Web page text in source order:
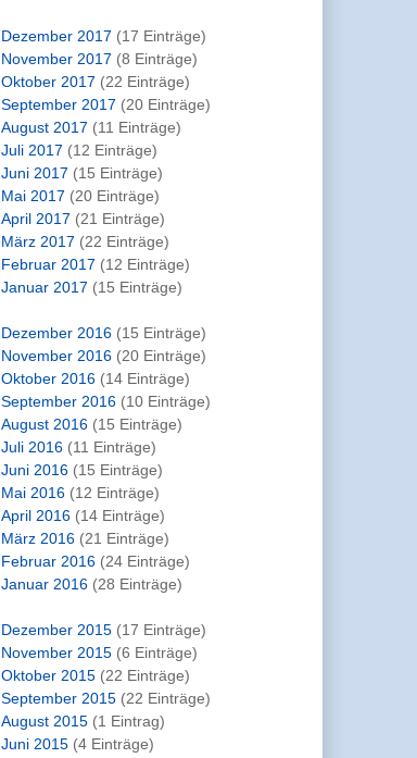
Dezember 2017 (17 Einträge)
November 2017 (8 Einträge)
Oktober 2017 (22 Einträge)
September 2017 (20 Einträge)
August 2017 (11 Einträge)
Juli 2017 (12 Einträge)
Juni 2017 (15 Einträge)
Mai 2017 (20 Einträge)
April 2017 (21 Einträge)
März 2017 (22 Einträge)
Februar 2017 (12 Einträge)
Januar 2017 (15 Einträge)
Dezember 2016 (15 Einträge)
November 2016 (20 Einträge)
Oktober 2016 (14 Einträge)
September 2016 (10 Einträge)
August 2016 (15 Einträge)
Juli 2016 (11 Einträge)
Juni 2016 (15 Einträge)
Mai 2016 (12 Einträge)
April 2016 (14 Einträge)
März 2016 (21 Einträge)
Februar 2016 (24 Einträge)
Januar 2016 (28 Einträge)
Dezember 2015 (17 Einträge)
November 2015 (6 Einträge)
Oktober 2015 (22 Einträge)
September 2015 (22 Einträge)
August 2015 (1 Eintrag)
Juni 2015 (4 Einträge)